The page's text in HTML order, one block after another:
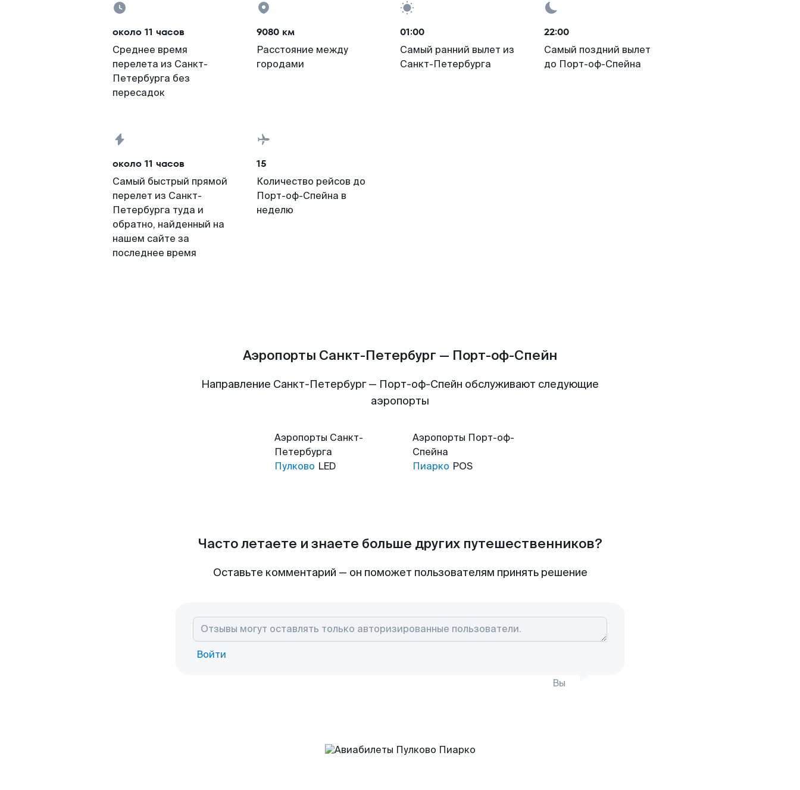
около 11 часов
Среднее время
перелета из Санкт-
Петербурга без
пересадок
9080 км
Расстояние между
городами
01:00
Самый ранний вылет из
Санкт-Петербурга
22:00
Самый поздний вылет
до Порт-оф-Спейна
около 11 часов
Самый быстрый прямой
перелет из Санкт-
Петербурга туда и
обратно, найденный на
нашем сайте за
последнее время
15
Количество рейсов до
Порт-оф-Спейна в
неделю
Аэропорты Санкт-Петербург — Порт-оф-Спейн
Направление Санкт-Петербург — Порт-оф-Спейн обслуживают следующие
аэропорты
Аэропорты Санкт-
Петербурга
Пулково LED
Аэропорты Порт-оф-
Спейна
Пиарко POS
Часто летаете и знаете больше других путешественников?
Оставьте комментарий — он поможет пользователям принять решение
Войти
Вы